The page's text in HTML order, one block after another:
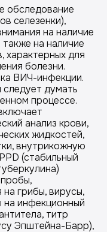
обследование
селезенки),
на наличие
на наличие
характерных для
болезни.
ВИЧ-инфекции.
думать
процессе.
анализ крови,
жидкостей,
внутрикожную
(стабильный
грибы, вирусы,
на инфекционный
титр
Эпштейна-Барр),